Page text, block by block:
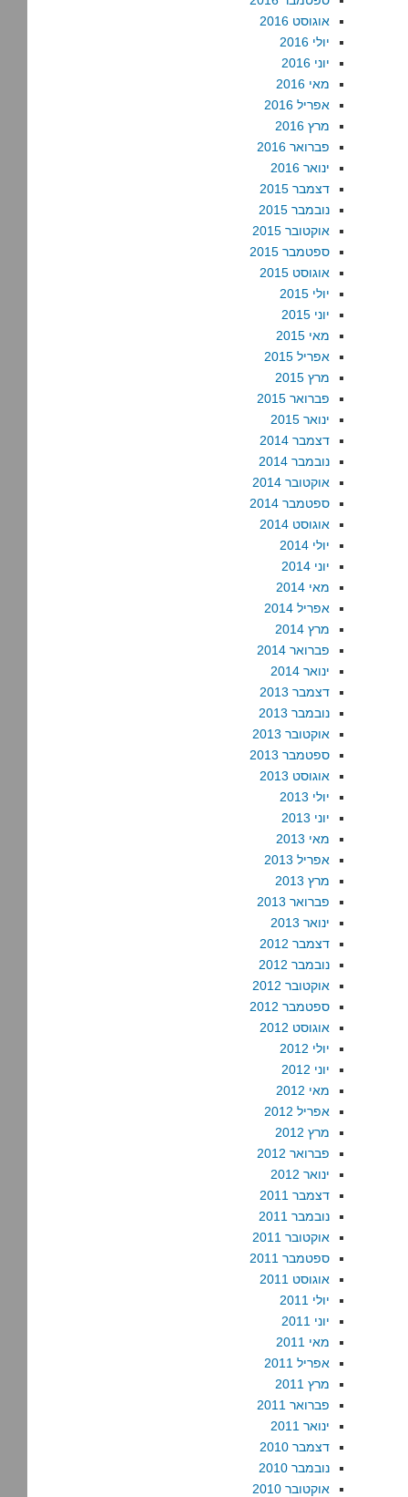
אוגוסט 2016
יולי 2016
יוני 2016
מאי 2016
אפריל 2016
מרץ 2016
פברואר 2016
ינואר 2016
דצמבר 2015
נובמבר 2015
אוקטובר 2015
ספטמבר 2015
אוגוסט 2015
יולי 2015
יוני 2015
מאי 2015
אפריל 2015
מרץ 2015
פברואר 2015
ינואר 2015
דצמבר 2014
נובמבר 2014
אוקטובר 2014
ספטמבר 2014
אוגוסט 2014
יולי 2014
יוני 2014
מאי 2014
אפריל 2014
מרץ 2014
פברואר 2014
ינואר 2014
דצמבר 2013
נובמבר 2013
אוקטובר 2013
ספטמבר 2013
אוגוסט 2013
יולי 2013
יוני 2013
מאי 2013
אפריל 2013
מרץ 2013
פברואר 2013
ינואר 2013
דצמבר 2012
נובמבר 2012
אוקטובר 2012
ספטמבר 2012
אוגוסט 2012
יולי 2012
יוני 2012
מאי 2012
אפריל 2012
מרץ 2012
פברואר 2012
ינואר 2012
דצמבר 2011
נובמבר 2011
אוקטובר 2011
ספטמבר 2011
אוגוסט 2011
יולי 2011
יוני 2011
מאי 2011
אפריל 2011
מרץ 2011
פברואר 2011
ינואר 2011
דצמבר 2010
נובמבר 2010
אוקטובר 2010